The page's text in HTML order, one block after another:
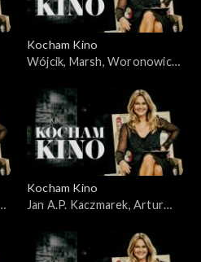
Kocham Kino
Wójcik, Marsh, Woronowicz,
Kocham Kino
Jan A.P. Kaczmarek, Artur